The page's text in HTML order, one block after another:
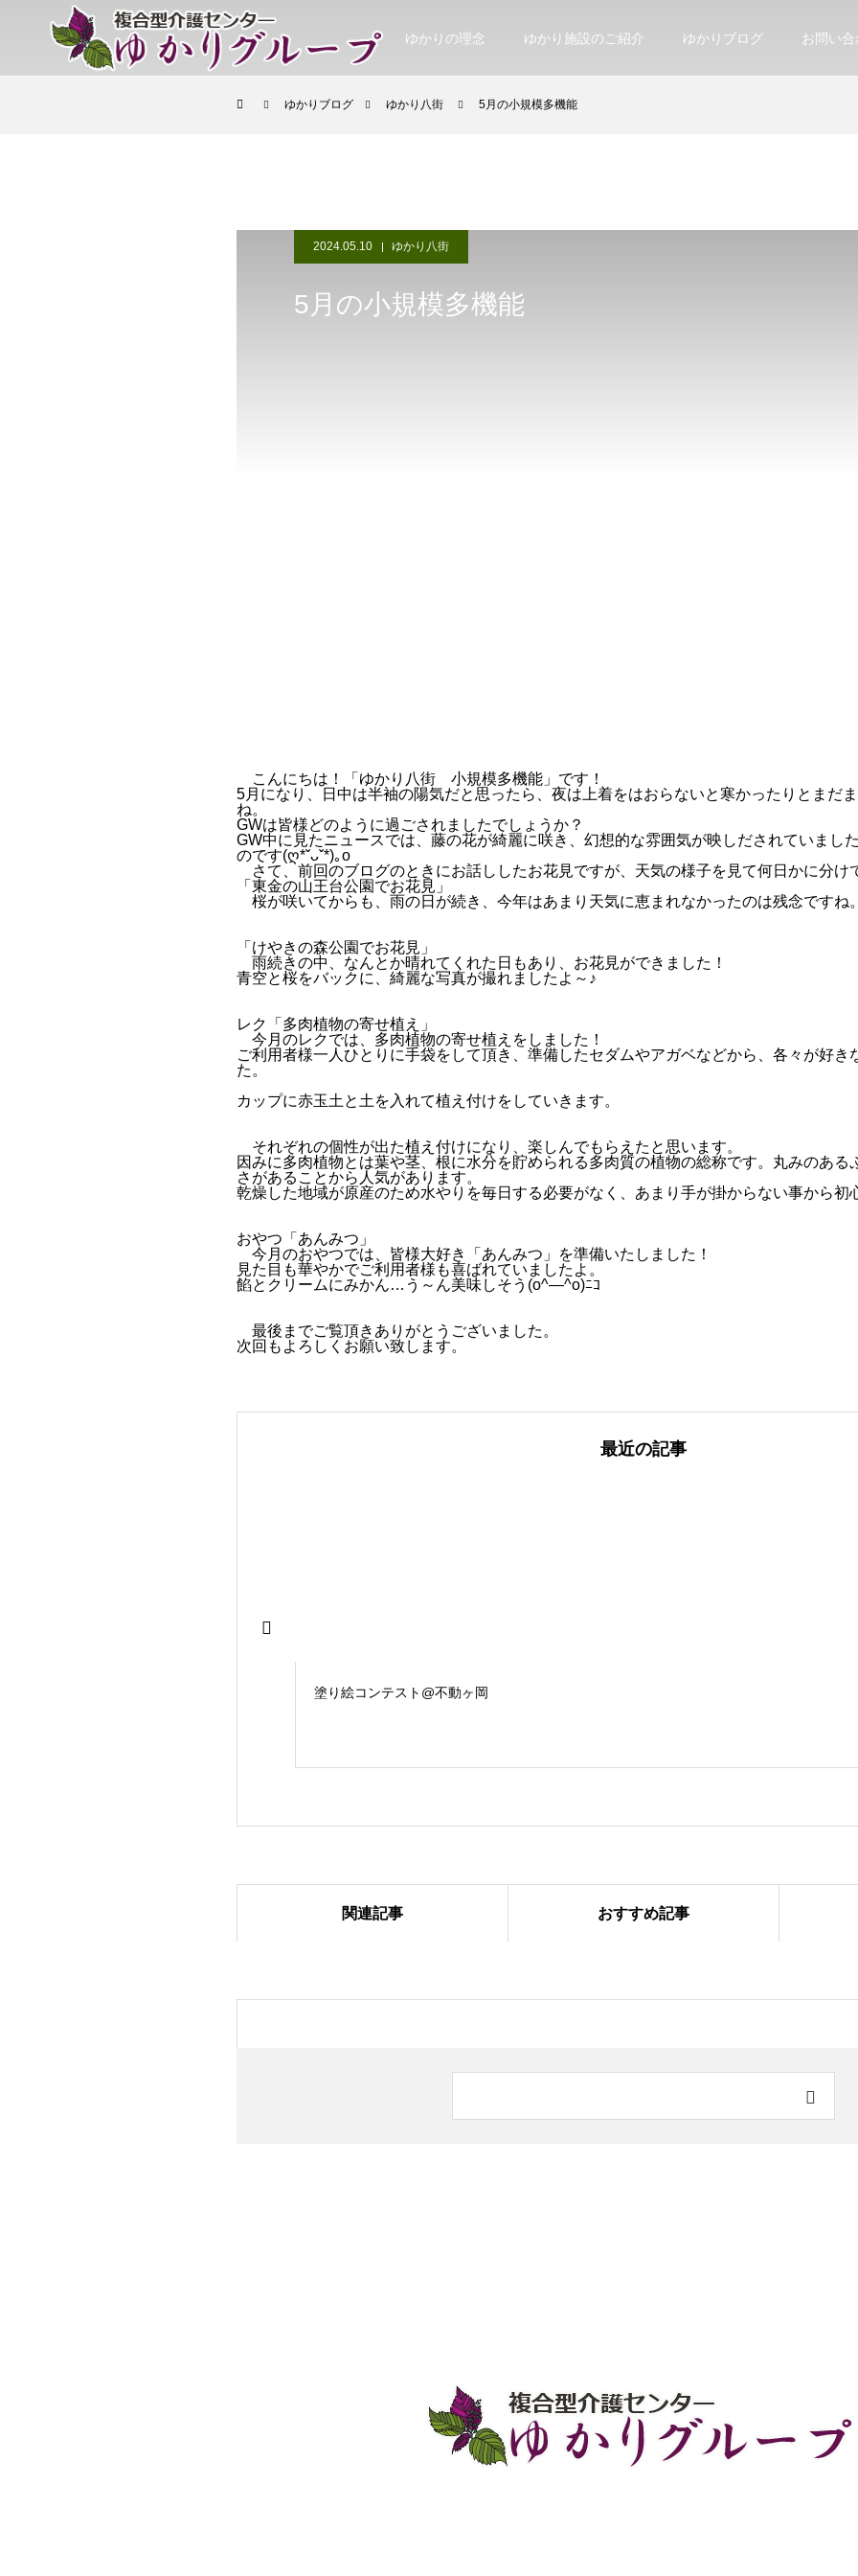
ゆかりの理念 ゆかり施設のご紹介 ゆかりブログ お問い
ゆかりブログ ゆかり八街 5月の小規模多機能
2024.05.10 ゆかり八街
5月の小規模多機能
こんにちは！「ゆかり八街 小規模多機能」です！
5月になり、日中は半袖の陽気だと思ったら、夜は上着をはおらないと寒かったりとまだ
ね。
GWは皆様どのように過ごされましたでしょうか？
GW中に見たニュースでは、藤の花が綺麗に咲き、幻想的な雰囲気が映しだされていまし
のです(ღ*ˇᴗˇ*)｡o
さて、前回のブログのときにお話ししたお花見ですが、天気の様子を見て何日かに分け
「東金の山王台公園でお花見」
桜が咲いてからも、雨の日が続き、今年はあまり天気に恵まれなかったのは残念ですね
「けやきの森公園でお花見」
雨続きの中、なんとか晴れてくれた日もあり、お花見ができました！
青空と桜をバックに、綺麗な写真が撮れましたよ～♪
レク「多肉植物の寄せ植え」
今月のレクでは、多肉植物の寄せ植えをしました！
ご利用者様一人ひとりに手袋をして頂き、準備したセダムやアガベなどから、各々が好き
た。
カップに赤玉土と土を入れて植え付けをしていきます。
それぞれの個性が出た植え付けになり、楽しんでもらえたと思います。
因みに多肉植物とは葉や茎、根に水分を貯められる多肉質の植物の総称です。丸みのある
さがあることから人気があります。
乾燥した地域が原産のため水やりを毎日する必要がなく、あまり手が掛からない事から初
おやつ「あんみつ」
今月のおやつでは、皆様大好き「あんみつ」を準備いたしました！
見た目も華やかでご利用者様も喜ばれていましたよ。
餡とクリームにみかん…う～ん美味しそう(o^―^o)ﾆｺ
最後までご覧頂きありがとうございました。
次回もよろしくお願い致します。
最近の記事
塗り絵コンテスト@不動ヶ岡
関連記事 おすすめ記事